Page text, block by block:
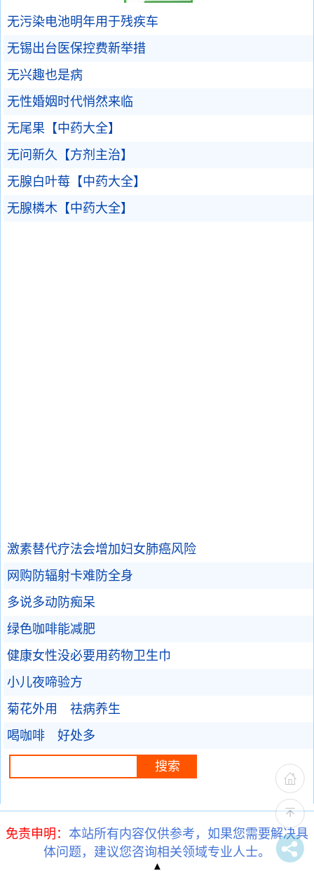
无污染电池明年用于残疾车
无锡出台医保控费新举措
无兴趣也是病
无性婚姻时代悄然来临
无尾果【中药大全】
无问新久【方剂主治】
无腺白叶莓【中药大全】
无腺橉木【中药大全】
激素替代疗法会增加妇女肺癌风险
网购防辐射卡难防全身
多说多动防痴呆
绿色咖啡能减肥
健康女性没必要用药物卫生巾
小儿夜啼验方
菊花外用 祛病养生
喝咖啡 好处多
免责申明： 本站所有内容仅供参考，如果您需要解决具
体问题，建议您咨询相关领域专业人士。
▲